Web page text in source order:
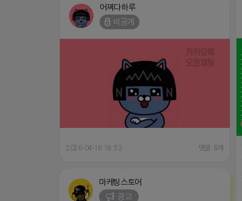
어쩌다하루
비공개
2026-04-16 18:53 댓글: 0개
마케팅스토어
광고